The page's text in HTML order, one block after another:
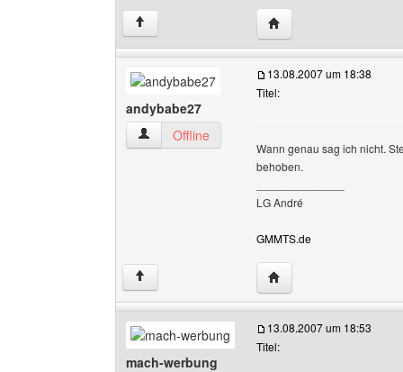
↑ Website dieses
andybabe27
andybabe27 Benutzer-Profile anzeigen
Offline
13.08.2007 um 18:38
Titel:
Wann genau sag ich nicht.
behoben.
LG André
GMMTS.de
↑ Website dieses
mach-werbung
13.08.2007 um 18:53
Titel: